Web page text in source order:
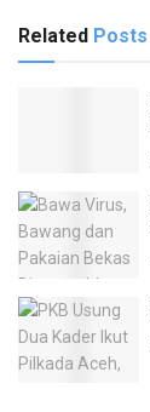
Related Posts